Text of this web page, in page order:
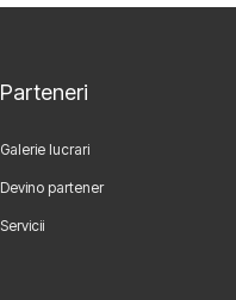
Parteneri
Galerie lucrari
Devino partener
Servicii